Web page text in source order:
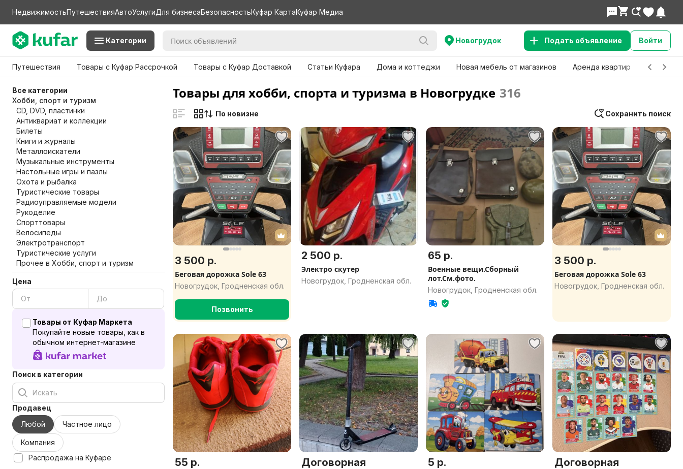
НедвижимостьПутешествияАвтоУслугиДля бизнесаБезопасностьКуфар КартаКуфар Медиа
Категории Новогрудок Подать объявление Войти
Путешествия Товары с Куфар Рассрочкой Товары с Куфар Доставкой Статьи Куфара Дома и коттеджи Новая мебель от магазинов Аренда квартир Детские
Все категории
Хобби, спорт и туризм
CD, DVD, пластинки
Антиквариат и коллекции
Билеты
Книги и журналы
Металлоискатели
Музыкальные инструменты
Настольные игры и пазлы
Охота и рыбалка
Туристические товары
Радиоуправляемые модели
Рукоделие
Спорттовары
Велосипеды
Электротранспорт
Туристические услуги
Прочее в Хобби, спорт и туризм
Цена
Товары от Куфар Маркета
Покупайте новые товары, как в
обычном интернет-магазине
Поиск в категории
Продавец
Любой
Частное лицо
Компания
Распродажа на Куфаре
Товары для хобби, спорта и туризма в Новогрудке 316
Сохранить поиск
По новизне
3 500 р.
Беговая дорожка Sole 63
Новогрудок, Гродненская обл.
Позвонить
2 500 р.
Электро скутер
Новогрудок, Гродненская обл.
65 р.
Военные вещи.Сборный
лот.См.фото.
Новогрудок, Гродненская обл.
3 500 р.
Беговая дорожка Sole 63
Новогрудок, Гродненская обл.
55 р. Договорная 5 р. Договорная